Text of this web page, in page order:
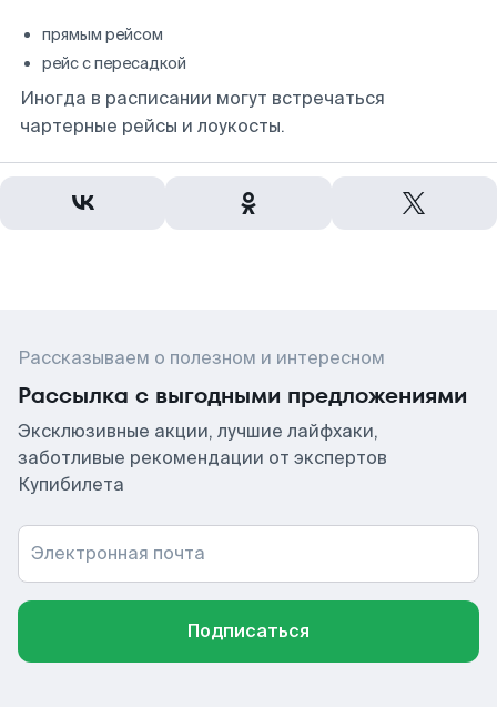
прямым рейсом
рейс с пересадкой
Иногда в расписании могут встречаться
чартерные рейсы и лоукосты.
Рассказываем о полезном и интересном
Рассылка с выгодными предложениями
Эксклюзивные акции, лучшие лайфхаки,
заботливые рекомендации от экспертов
Купибилета
Электронная почта
Подписаться